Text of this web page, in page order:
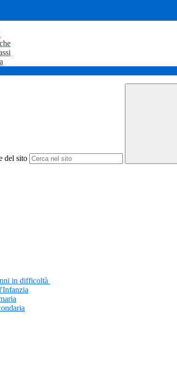
del sito
in difficoltà